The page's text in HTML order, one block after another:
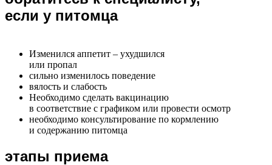
если у питомца
Изменился аппетит – ухудшился
или пропал
сильно изменилось поведение
вялость и слабость
Необходимо сделать вакцинацию
в соответствие с графиком или провести осмотр
необходимо консультирование по кормлению
и содержанию питомца
этапы приема